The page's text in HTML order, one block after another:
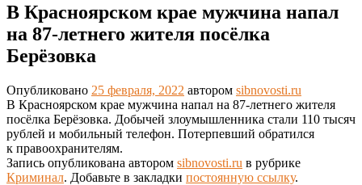
В Красноярском крае мужчина напал
на 87-летнего жителя посёлка
Берёзовка
Опубликовано 25 февраля, 2022 автором sibnovosti.ru
В Красноярском крае мужчина напал на 87-летнего жителя
посёлка Берёзовка. Добычей злоумышленника стали 110 тысяч
рублей и мобильный телефон. Потерпевший обратился
к правоохранителям.
Запись опубликована автором sibnovosti.ru в рубрике
Криминал. Добавьте в закладки постоянную ссылку.